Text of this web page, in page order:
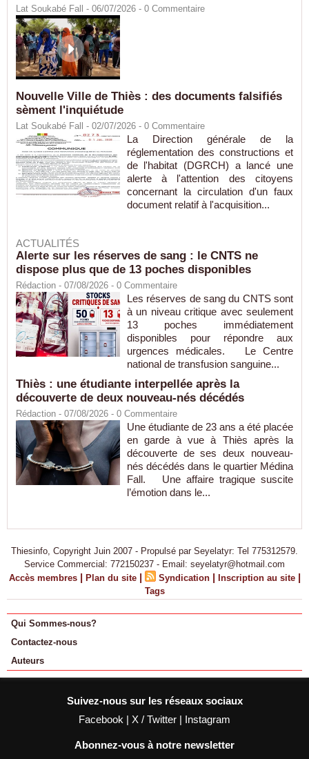
Lat Soukabé Fall - 06/07/2026 - 0 Commentaire
Nouvelle Ville de Thiès : des documents falsifiés
sèment l'inquiétude
Lat Soukabé Fall - 02/07/2026 - 0 Commentaire
La Direction générale de la
réglementation des constructions et
de l'habitat (DGRCH) a lancé une
alerte à l'attention des citoyens
concernant la circulation d'un faux
document relatif à l'acquisition...
ACTUALITÉS
Alerte sur les réserves de sang : le CNTS ne
dispose plus que de 13 poches disponibles
Rédaction - 07/08/2026 - 0 Commentaire
Les réserves de sang du CNTS sont
à un niveau critique avec seulement
13 poches immédiatement
disponibles pour répondre aux
urgences médicales. Le Centre
national de transfusion sanguine...
Thiès : une étudiante interpellée après la
découverte de deux nouveau-nés décédés
Rédaction - 07/08/2026 - 0 Commentaire
Une étudiante de 23 ans a été placée
en garde à vue à Thiès après la
découverte de ses deux nouveau-
nés décédés dans le quartier Médina
Fall. Une affaire tragique suscite
l’émotion dans le...
Thiesinfo, Copyright Juin 2007 - Propulsé par Seyelatyr: Tel 775312579.
Service Commercial: 772150237 - Email: seyelatyr@hotmail.com
Accès membres | Plan du site | Syndication | Inscription au site |
Tags
Qui Sommes-nous?
Contactez-nous
Auteurs
Suivez-nous sur les réseaux sociaux
Facebook | X / Twitter | Instagram
Abonnez-vous à notre newsletter